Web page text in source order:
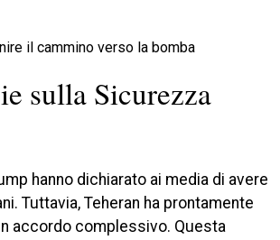
sulla Sicurezza
hanno dichiarato ai media di avere
Tuttavia, Teheran ha prontamente
accordo complessivo. Questa